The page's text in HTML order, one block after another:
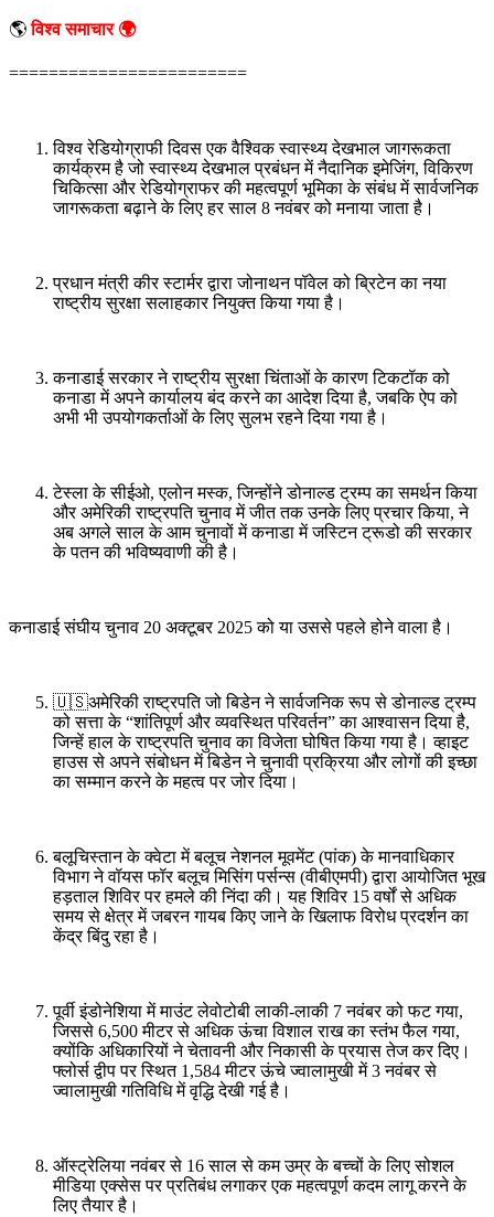
🌎विश्व समाचार 🌍
========================
विश्व रेडियोग्राफी दिवस एक वैश्विक स्वास्थ्य देखभाल जागरूकता
कार्यक्रम है जो स्वास्थ्य देखभाल प्रबंधन में नैदानिक ​​इमेजिंग, विकिरण
चिकित्सा और रेडियोग्राफर की महत्वपूर्ण भूमिका के संबंध में सार्वजनिक
जागरूकता बढ़ाने के लिए हर साल 8 नवंबर को मनाया जाता है।
प्रधान मंत्री कीर स्टार्मर द्वारा जोनाथन पॉवेल को ब्रिटेन का नया
राष्ट्रीय सुरक्षा सलाहकार नियुक्त किया गया है।
कनाडाई सरकार ने राष्ट्रीय सुरक्षा चिंताओं के कारण टिकटॉक को
कनाडा में अपने कार्यालय बंद करने का आदेश दिया है, जबकि ऐप को
अभी भी उपयोगकर्ताओं के लिए सुलभ रहने दिया गया है।
टेस्ला के सीईओ, एलोन मस्क, जिन्होंने डोनाल्ड ट्रम्प का समर्थन किया
और अमेरिकी राष्ट्रपति चुनाव में जीत तक उनके लिए प्रचार किया, ने
अब अगले साल के आम चुनावों में कनाडा में जस्टिन ट्रूडो की सरकार
के पतन की भविष्यवाणी की है।
कनाडाई संघीय चुनाव 20 अक्टूबर 2025 को या उससे पहले होने वाला है।
🇺🇸अमेरिकी राष्ट्रपति जो बिडेन ने सार्वजनिक रूप से डोनाल्ड ट्रम्प
को सत्ता के “शांतिपूर्ण और व्यवस्थित परिवर्तन” का आश्वासन दिया है,
जिन्हें हाल के राष्ट्रपति चुनाव का विजेता घोषित किया गया है। व्हाइट
हाउस से अपने संबोधन में बिडेन ने चुनावी प्रक्रिया और लोगों की इच्छा
का सम्मान करने के महत्व पर जोर दिया।
बलूचिस्तान के क्वेटा में बलूच नेशनल मूवमेंट (पांक) के मानवाधिकार
विभाग ने वॉयस फॉर बलूच मिसिंग पर्सन्स (वीबीएमपी) द्वारा आयोजित भूख
हड़ताल शिविर पर हमले की निंदा की। यह शिविर 15 वर्षों से अधिक
समय से क्षेत्र में जबरन गायब किए जाने के खिलाफ विरोध प्रदर्शन का
केंद्र बिंदु रहा है।
पूर्वी इंडोनेशिया में माउंट लेवोटोबी लाकी-लाकी 7 नवंबर को फट गया,
जिससे 6,500 मीटर से अधिक ऊंचा विशाल राख का स्तंभ फैल गया,
क्योंकि अधिकारियों ने चेतावनी और निकासी के प्रयास तेज कर दिए।
फ्लोर्स द्वीप पर स्थित 1,584 मीटर ऊंचे ज्वालामुखी में 3 नवंबर से
ज्वालामुखी गतिविधि में वृद्धि देखी गई है।
ऑस्ट्रेलिया नवंबर से 16 साल से कम उम्र के बच्चों के लिए सोशल
मीडिया एक्सेस पर प्रतिबंध लगाकर एक महत्वपूर्ण कदम लागू करने के
लिए तैयार है।